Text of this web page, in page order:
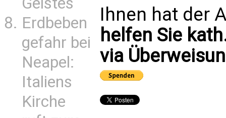
Erdbeben
gefahr bei
Neapel:
Italiens
Kirche
Ihnen hat der
helfen Sie
via